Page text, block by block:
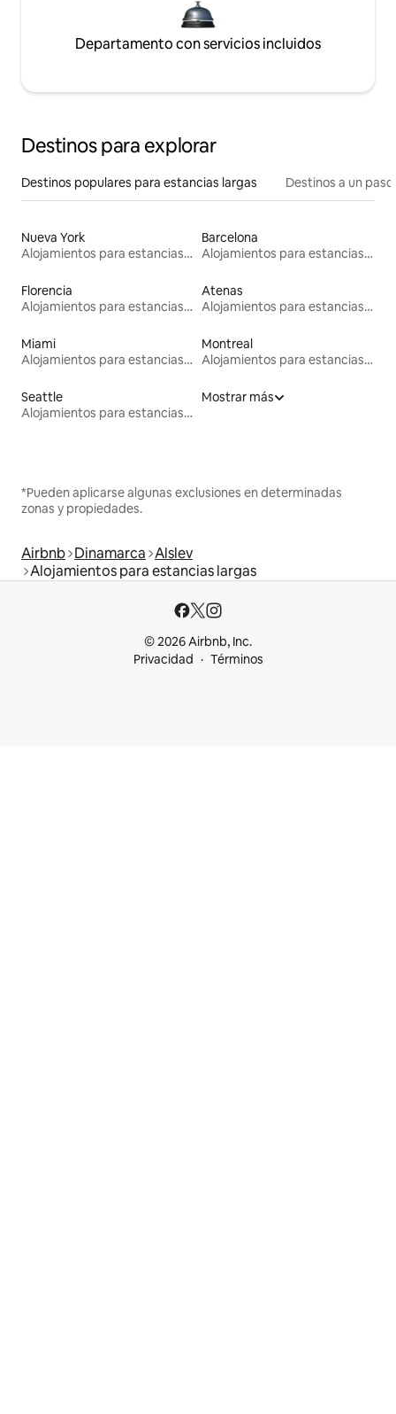
Departamento con servicios incluidos
Destinos para explorar
Destinos populares para estancias largas Destinos a un
Nueva York
Alojamientos para estancias largas
Barcelona
Alojamientos para estancias largas
Florencia
Alojamientos para estancias largas
Atenas
Alojamientos para estancias largas
Miami
Alojamientos para estancias largas
Montreal
Alojamientos para estancias largas
Seattle
Alojamientos para estancias largas
Mostrar más
*Pueden aplicarse algunas exclusiones en determinadas
zonas y propiedades.
Airbnb Dinamarca Alslev
Alojamientos para estancias largas
© 2026 Airbnb, Inc.
Privacidad
Términos